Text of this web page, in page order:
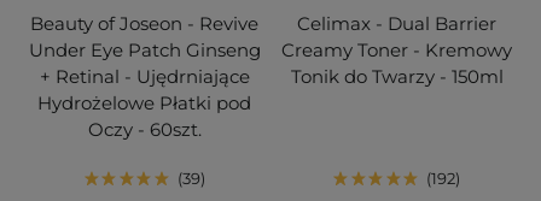
Beauty of Joseon - Revive
Under Eye Patch Ginseng
+ Retinal - Ujędrniające
Hydrożelowe Płatki pod
Oczy - 60szt.
39
Celimax - Dual Barrier
Creamy Toner - Kremowy
Tonik do Twarzy - 150ml
192